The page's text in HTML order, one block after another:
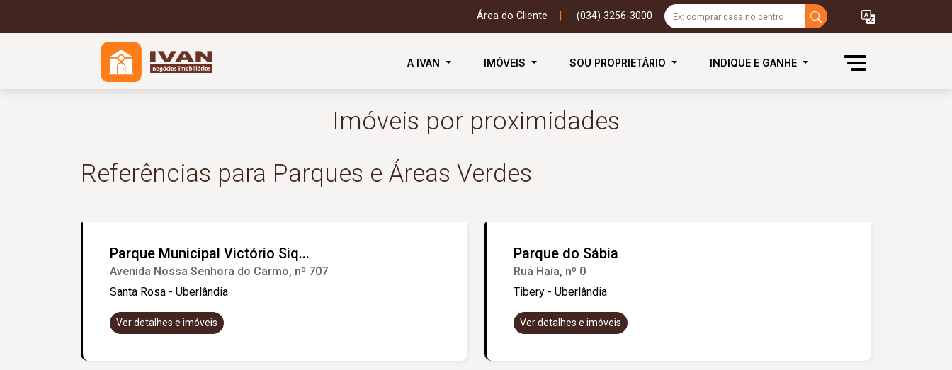
Área do Cliente (034) 3256-3000
A IVAN IMÓVEIS SOU PROPRIETÁRIO INDIQUE E GANHE
Imóveis por proximidades
Referências para Parques e Áreas Verdes
Parque Municipal Victório Siq...
Avenida Nossa Senhora do Carmo, nº 707
Santa Rosa - Uberlândia
Ver detalhes e imóveis
Parque do Sábia
Rua Haia, nº 0
Tibery - Uberlândia
Ver detalhes e imóveis